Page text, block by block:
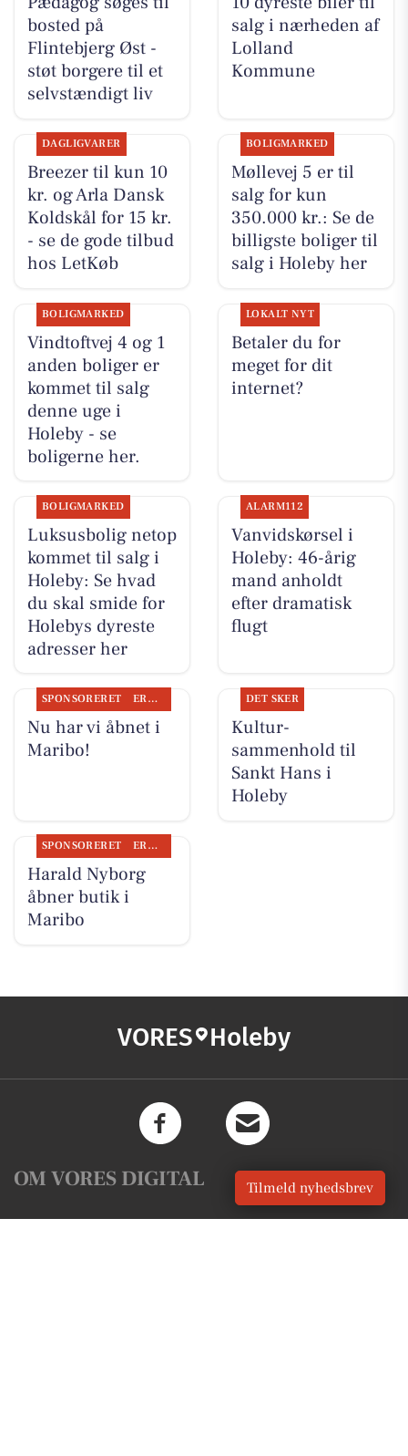
bosted på
Flintebjerg Øst -
støt borgere til et
selvstændigt liv
salg i nærheden af
Lolland
Kommune
DAGLIGVARER
Breezer til kun 10
kr. og Arla Dansk
Koldskål for 15 kr.
- se de gode tilbud
hos LetKøb
BOLIGMARKED
Møllevej 5 er til
salg for kun
350.000 kr.: Se de
billigste boliger til
salg i Holeby her
BOLIGMARKED
Vindtoftvej 4 og 1
anden boliger er
kommet til salg
denne uge i
Holeby - se
boligerne her.
LOKALT NYT
Betaler du for
meget for dit
internet?
BOLIGMARKED
Luksusbolig netop
kommet til salg i
Holeby: Se hvad
du skal smide for
Holebys dyreste
adresser her
ALARM112
Vanvidskørsel i
Holeby: 46-årig
mand anholdt
efter dramatisk
flugt
SPONSORERET ERHVERV
Nu har vi åbnet i
Maribo!
DET SKER
Kultur-
sammenhold til
Sankt Hans i
Holeby
SPONSORERET ERHVERV
Harald Nyborg
åbner butik i
Maribo
VORES Holeby
OM VORES DIGITAL Tilmeld nyhedsbrev